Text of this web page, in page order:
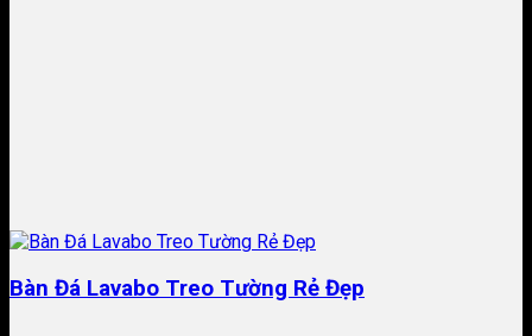
Bàn Đá Lavabo Treo Tường Rẻ Đẹp